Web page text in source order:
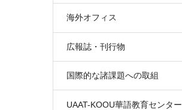
海外オフィス
広報誌・刊行物
国際的な諸課題への取組
UAAT-KOOU華語教育センター